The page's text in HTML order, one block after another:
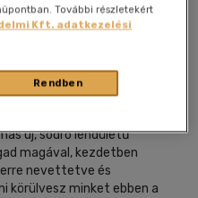
adom Megosztom
új, sodró lendületű
magával, kezdetben
nevettetve és
körülvesz minket ebben a
További részletekért
Kft. adatkezelési
Rendben